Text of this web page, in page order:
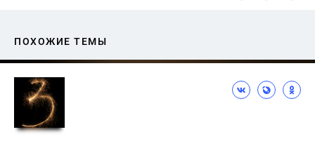
ПОХОЖИЕ ТЕМЫ